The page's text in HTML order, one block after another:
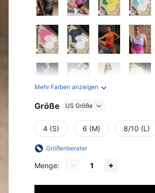
Mehr Farben anzeigen
Größe US Größe
4 (S) 6 (M) 8/10 (L)
Größenberater
Menge: